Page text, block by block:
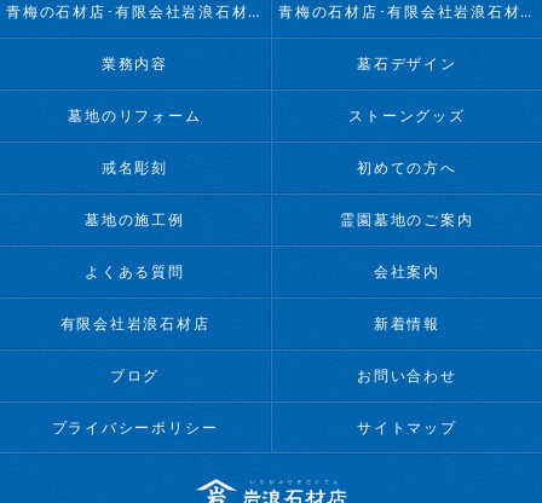
青梅の石材店･有限会社岩浪石材店の評判 青梅の石材店･有限会社岩浪石材店のお客様の声
業務内容 墓石デザイン
墓地のリフォーム ストーングッズ
戒名彫刻 初めての方へ
墓地の施工例 霊園墓地のご案内
よくある質問 会社案内
有限会社岩浪石材店 新着情報
ブログ お問い合わせ
プライバシーポリシー サイトマップ